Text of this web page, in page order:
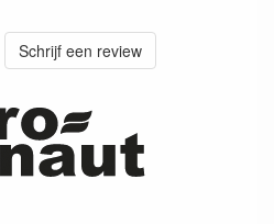
Schrijf een review